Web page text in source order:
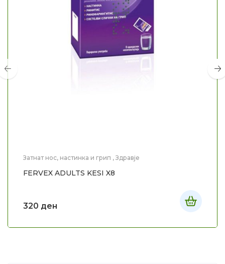
Затнат нос, настинка и грип , Здравје
FERVEX ADULTS KESI X8
320 ден